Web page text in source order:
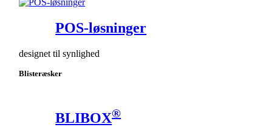
POS-løsninger
designet til synlighed
Blisteræsker
BLIBOX®